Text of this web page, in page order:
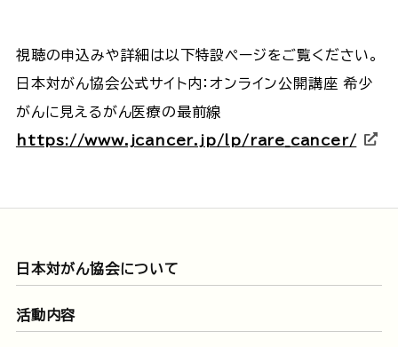
視聴の申込みや詳細は以下特設ページをご覧ください。
日本対がん協会公式サイト内：オンライン公開講座 希少
がんに見えるがん医療の最前線
https://www.jcancer.jp/lp/rare_cancer/
日本対がん協会について
活動内容